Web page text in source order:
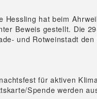
Hessling hat beim
Beweis gestellt. Die
und Rotweinstadt den
für aktiven
Spende werden